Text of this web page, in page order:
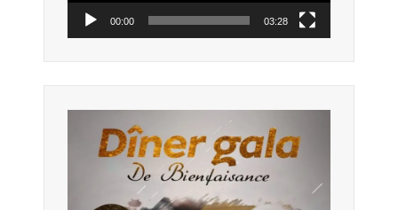
00:00 03:28